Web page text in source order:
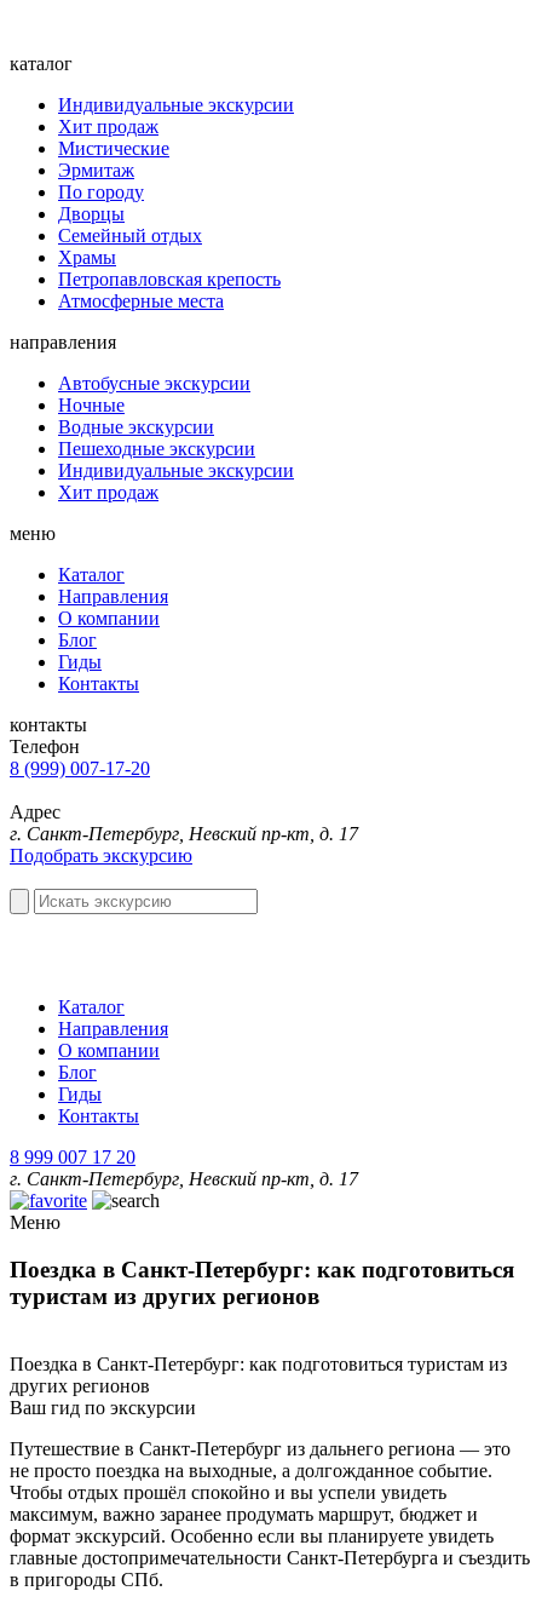
каталог
Индивидуальные экскурсии
Хит продаж
Мистические
Эрмитаж
По городу
Дворцы
Семейный отдых
Храмы
Петропавловская крепость
Атмосферные места
направления
Автобусные экскурсии
Ночные
Водные экскурсии
Пешеходные экскурсии
Индивидуальные экскурсии
Хит продаж
меню
Каталог
Направления
О компании
Блог
Гиды
Контакты
контакты
Телефон
8 (999) 007-17-20
Адрес
г. Санкт-Петербург, Невский пр-кт, д. 17
Подобрать экскурсию
Каталог
Направления
О компании
Блог
Гиды
Контакты
8 999 007 17 20
г. Санкт-Петербург, Невский пр-кт, д. 17
Меню
Поездка в Санкт-Петербург: как подготовиться
туристам из других регионов
Поездка в Санкт-Петербург: как подготовиться туристам из
других регионов
Ваш гид по экскурсии
Путешествие в Санкт-Петербург из дальнего региона — это
не просто поездка на выходные, а долгожданное событие.
Чтобы отдых прошёл спокойно и вы успели увидеть
максимум, важно заранее продумать маршрут, бюджет и
формат экскурсий. Особенно если вы планируете увидеть
главные достопримечательности Санкт-Петербурга и съездить
в пригороды СПб.